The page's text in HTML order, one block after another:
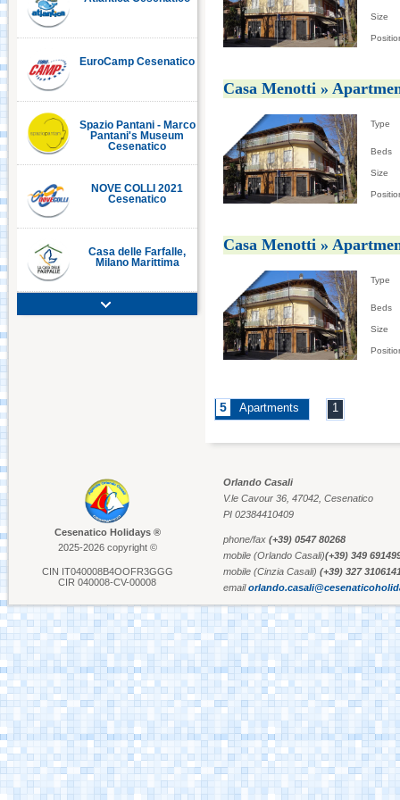
EuroCamp Cesenatico
Spazio Pantani - Marco
Pantani's Museum
Cesenatico
NOVE COLLI 2021
Cesenatico
Casa delle Farfalle,
Milano Marittima
Adriatic Golf Club
Parco Oltremare -
Riccione
Fiabilandia Rimini
Italia in Miniatura -
Rimini
Le Navi Acquarium -
Cattolica
Cervia's Canal
Harbour
Size
Casa Menotti »
Type
Beds
Size
Casa Menotti »
Type
Beds
Size
5 Apartments 1
Cesenatico Holidays ®
2025-2026 copyright ©
CIN IT040008B4OOFR3GGG
CIR 040008-CV-00008
Orlando Casali
V.le Cavour 36, 47042, Cesenatico
PI 02384410409
phone/fax (+39) 0547 80268
mobile (Orlando Casali)(+39) 349
mobile (Cinzia Casali) (+39) 327
email